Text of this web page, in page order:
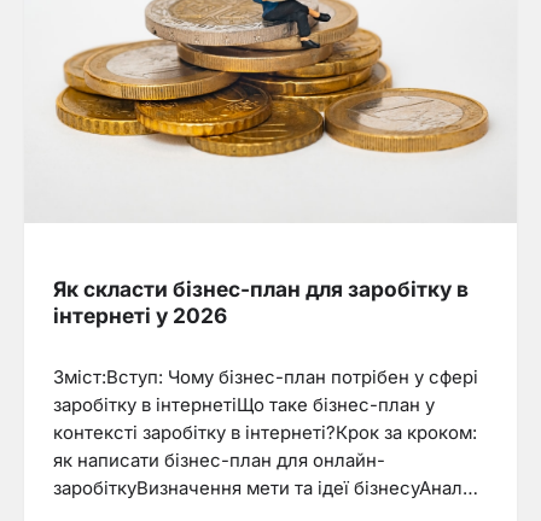
Як скласти бізнес-план для заробітку в
інтернеті у 2026
Зміст:Вступ: Чому бізнес-план потрібен у сфері
заробітку в інтернетіЩо таке бізнес-план у
контексті заробітку в інтернеті?Крок за кроком:
як написати бізнес-план для онлайн-
заробіткуВизначення мети та ідеї бізнесуАнал…